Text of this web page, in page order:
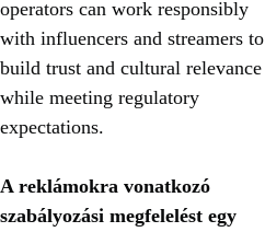
operators can work responsibly
with influencers and streamers to
build trust and cultural relevance
while meeting regulatory
expectations.
A reklámokra vonatkozó
szabályozási megfelelést egy